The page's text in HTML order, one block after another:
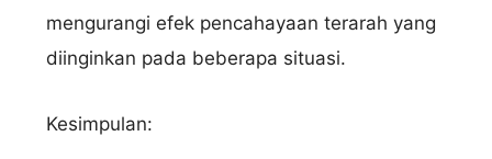
mengurangi efek pencahayaan terarah yang
diinginkan pada beberapa situasi.
Kesimpulan: